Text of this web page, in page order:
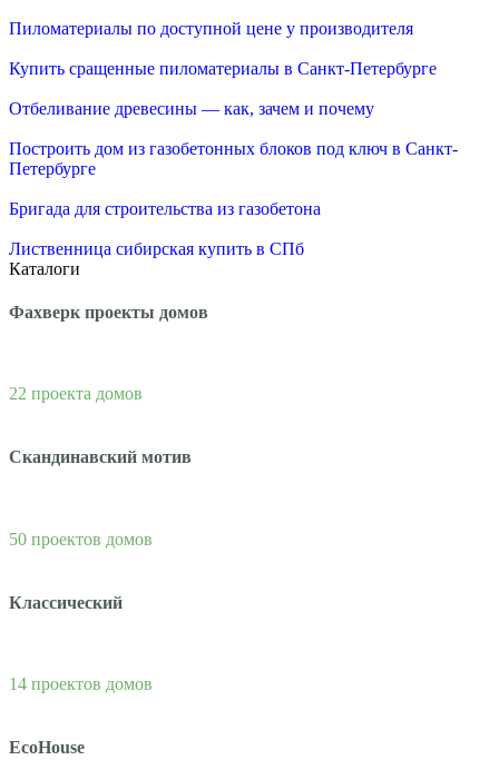
Пиломатериалы по доступной цене у производителя
Купить сращенные пиломатериалы в Санкт-Петербурге
Отбеливание древесины — как, зачем и почему
Построить дом из газобетонных блоков под ключ в Санкт-
Петербурге
Бригада для строительства из газобетона
Лиственница сибирская купить в СПб
Каталоги
Фахверк проекты домов
22 проекта домов
Скандинавский мотив
50 проектов домов
Классический
14 проектов домов
EcoHouse